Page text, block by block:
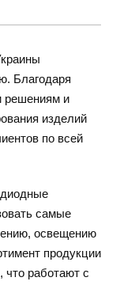
Благодаря
решениям и
изделий
по всей
самые
освещению
продукции
что работают с